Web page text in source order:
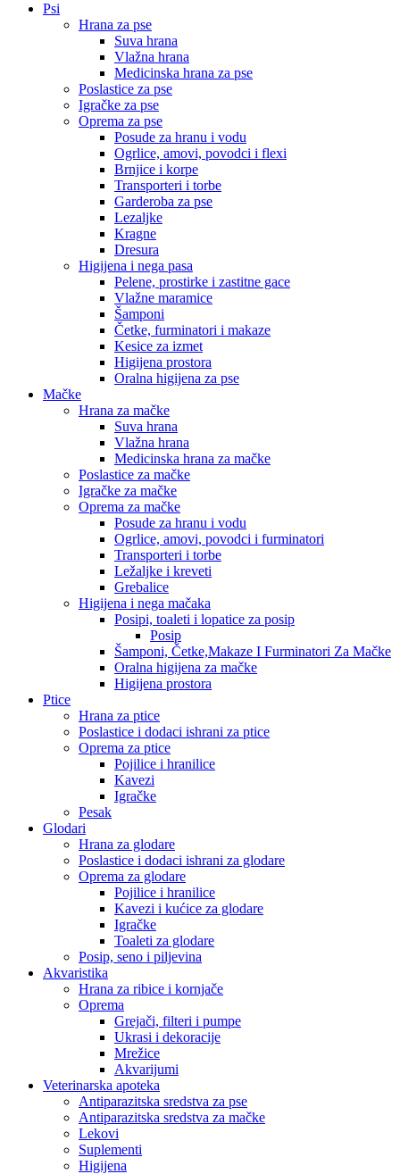
Psi
Hrana za pse
Suva hrana
Vlažna hrana
Medicinska hrana za pse
Poslastice za pse
Igračke za pse
Oprema za pse
Posude za hranu i vodu
Ogrlice, amovi, povodci i flexi
Brnjice i korpe
Transporteri i torbe
Garderoba za pse
Lezaljke
Kragne
Dresura
Higijena i nega pasa
Pelene, prostirke i zastitne gace
Vlažne maramice
Šamponi
Četke, furminatori i makaze
Kesice za izmet
Higijena prostora
Oralna higijena za pse
Mačke
Hrana za mačke
Suva hrana
Vlažna hrana
Medicinska hrana za mačke
Poslastice za mačke
Igračke za mačke
Oprema za mačke
Posude za hranu i vodu
Ogrlice, amovi, povodci i furminatori
Transporteri i torbe
Ležaljke i kreveti
Grebalice
Higijena i nega mačaka
Posipi, toaleti i lopatice za posip
Posip
Šamponi, Četke,Makaze I Furminatori Za Mačke
Oralna higijena za mačke
Higijena prostora
Ptice
Hrana za ptice
Poslastice i dodaci ishrani za ptice
Oprema za ptice
Pojilice i hranilice
Kavezi
Igračke
Pesak
Glodari
Hrana za glodare
Poslastice i dodaci ishrani za glodare
Oprema za glodare
Pojilice i hranilice
Kavezi i kućice za glodare
Igračke
Toaleti za glodare
Posip, seno i piljevina
Akvaristika
Hrana za ribice i kornjače
Oprema
Grejači, filteri i pumpe
Ukrasi i dekoracije
Mrežice
Akvarijumi
Veterinarska apoteka
Antiparazitska sredstva za pse
Antiparazitska sredstva za mačke
Lekovi
Suplementi
Higijena